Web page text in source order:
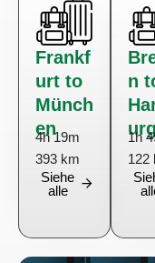
Frankf
urt to
Münch
en
4h 19m
393 km
Siehe
alle
n
1h
122